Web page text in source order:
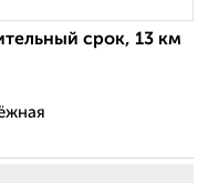
срок, 13 км